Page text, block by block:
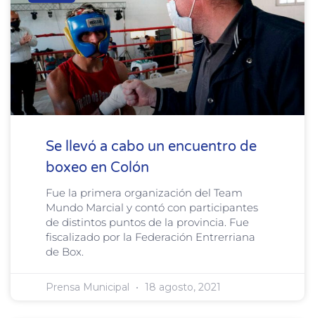
Se llevó a cabo un encuentro de
boxeo en Colón
Fue la primera organización del Team
Mundo Marcial y contó con participantes
de distintos puntos de la provincia. Fue
fiscalizado por la Federación Entrerriana
de Box.
Prensa Municipal 18 agosto, 2021